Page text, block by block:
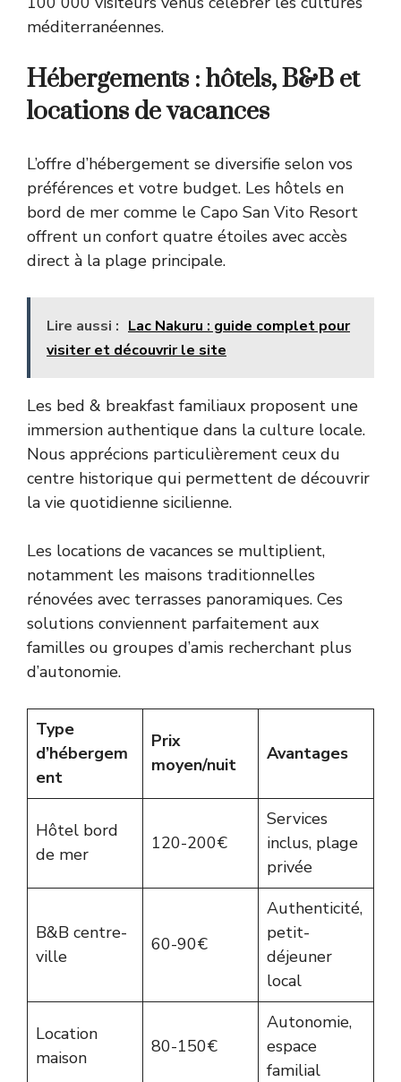
méditerranéennes.
Hébergements : hôtels, B&B et
locations de vacances
L’offre d’hébergement se diversifie selon vos
préférences et votre budget. Les hôtels en
bord de mer comme le Capo San Vito Resort
offrent un confort quatre étoiles avec accès
direct à la plage principale.
Lire aussi : Lac Nakuru : guide complet pour
visiter et découvrir le site
Les bed & breakfast familiaux proposent une
immersion authentique dans la culture locale.
Nous apprécions particulièrement ceux du
centre historique qui permettent de découvrir
la vie quotidienne sicilienne.
Les locations de vacances se multiplient,
notamment les maisons traditionnelles
rénovées avec terrasses panoramiques. Ces
solutions conviennent parfaitement aux
familles ou groupes d’amis recherchant plus
d’autonomie.
Type
d’hébergem
ent
Prix
moyen/nuit
Avantages
Hôtel bord
de mer
120-200€
Services
inclus, plage
privée
B&B centre-
ville
60-90€
Authenticité,
petit-
déjeuner
local
Location
maison
80-150€
Autonomie,
espace
familial